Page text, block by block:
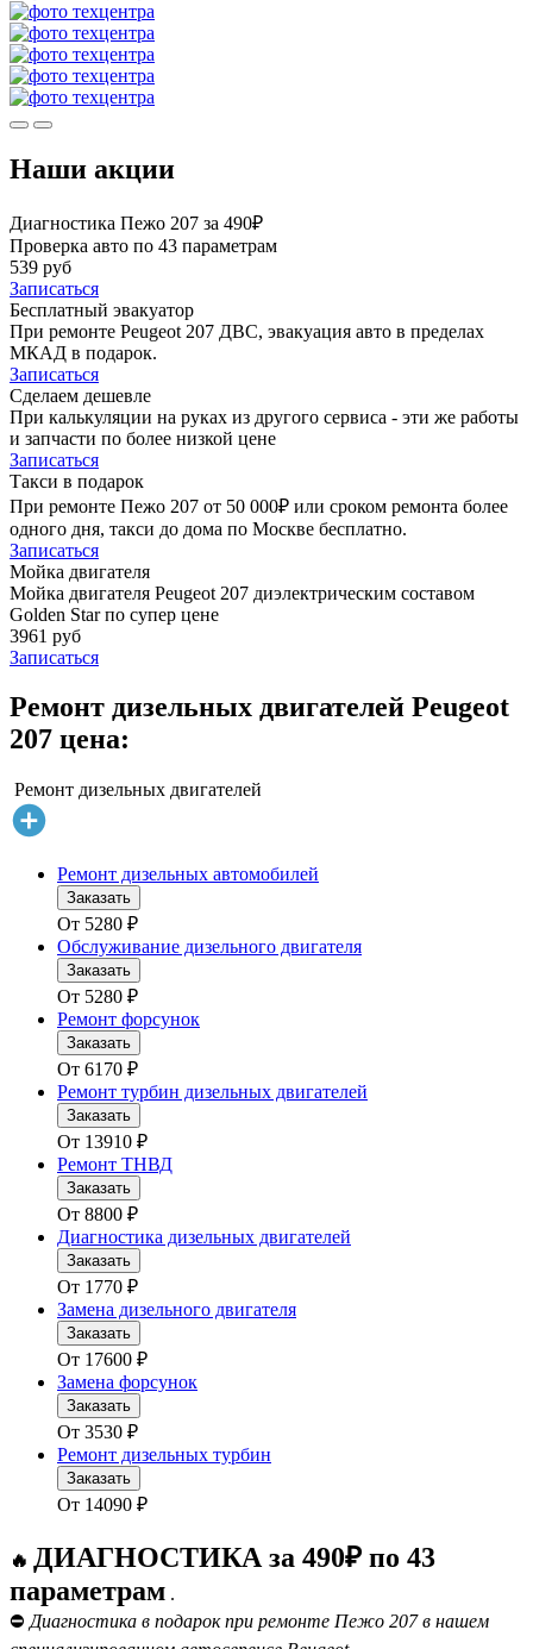
Наши акции
Диагностика Пежо 207 за 490₽
Проверка авто по 43 параметрам
539 руб
Записаться
Бесплатный эвакуатор
При ремонте Peugeot 207 ДВС, эвакуация авто в пределах
МКАД в подарок.
Записаться
Сделаем дешевле
При калькуляции на руках из другого сервиса - эти же работы
и запчасти по более низкой цене
Записаться
Такси в подарок
При ремонте Пежо 207 от 50 000₽ или сроком ремонта более
одного дня, такси до дома по Москве бесплатно.
Записаться
Мойка двигателя
Мойка двигателя Peugeot 207 диэлектрическим составом
Golden Star по супер цене
3961 руб
Записаться
Ремонт дизельных двигателей Peugeot
207 цена:
Ремонт дизельных двигателей
Ремонт дизельных автомобилей
Заказать
От 5280 ₽
Обслуживание дизельного двигателя
Заказать
От 5280 ₽
Ремонт форсунок
Заказать
От 6170 ₽
Ремонт турбин дизельных двигателей
Заказать
От 13910 ₽
Ремонт ТНВД
Заказать
От 8800 ₽
Диагностика дизельных двигателей
Заказать
От 1770 ₽
Замена дизельного двигателя
Заказать
От 17600 ₽
Замена форсунок
Заказать
От 3530 ₽
Ремонт дизельных турбин
Заказать
От 14090 ₽
🔥 ДИАГНОСТИКА за 490₽ по 43
параметрам .
⛔ Диагностика в подарок при ремонте Пежо 207 в нашем